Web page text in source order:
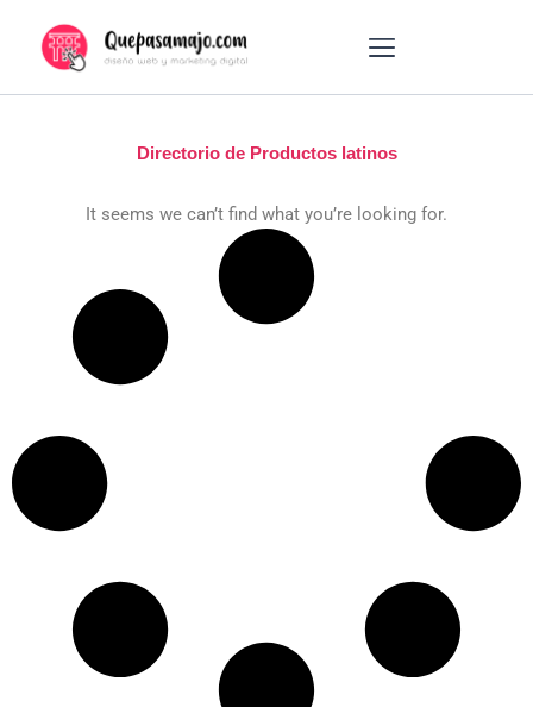
contenido
Directorio de Productos latinos
It seems we can’t find what you’re looking for.